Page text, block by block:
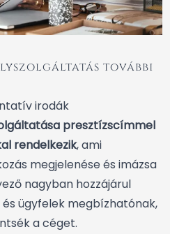
további
irodák
presztízscímmel
rendelkezik, ami
megjelenése és imázsa
nagyban hozzájárul
ügyfelek megbízhatónak,
a céget.